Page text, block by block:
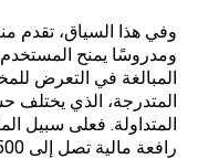
ومدروسًا يمنح
المبالغة في التعرض
المتدرجة، الذي يختلف
المتداولة. فعلى سبيل
رافعة مالية تصل إلى 1:500 عند تداول أزواج العملات الرئيسية.